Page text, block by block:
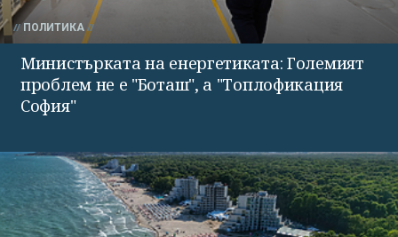
ПОЛИТИКА
Министърката на енергетиката: Големият
проблем не е "Боташ", а "Топлофикация
София"